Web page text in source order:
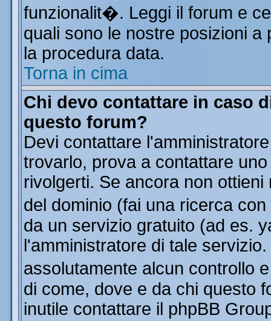
funzionalit�. Leggi il forum e
quali sono le nostre posizioni
la procedura data.
Torna in cima
Chi devo contattare in caso
questo forum?
Devi contattare
trovarlo, prova a contattare
rivolgerti. Se ancora non
del dominio (fai una ricerca
da un servizio gratuito (ad es.
l'amministratore di tale
assolutamente alcun controllo
di come, dove e da chi questo
inutile contattare il phpBB